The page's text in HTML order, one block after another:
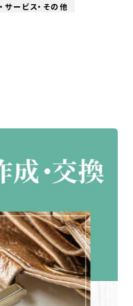
サービス・その他